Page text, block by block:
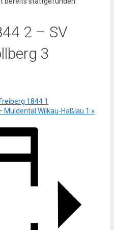
2 – SV
3
1844 1
Muldental Wilkau-Haßlau 1 »